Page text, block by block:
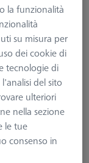
la funzionalità
su misura per
dei cookie di
tecnologie di
del sito
ulteriori
nella sezione
le tue
consenso in